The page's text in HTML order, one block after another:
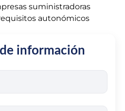
suministradoras
autonómicos
información